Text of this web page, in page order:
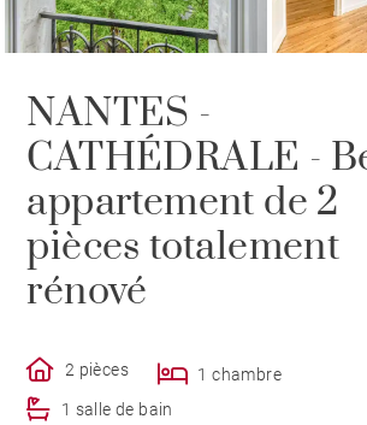
NANTES -
CATHÉDRALE -
appartement de 2
pièces totalement
rénové
2 pièces
1 chambre
1 salle de bain